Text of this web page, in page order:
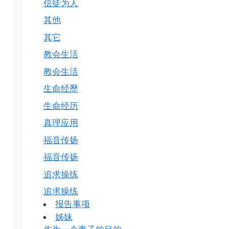
信徒为人
其他
其它
教会生活
教会生活
生命经歷
生命经历
真理应用
福音传扬
福音传扬
追求操练
追求操练
报告事项
姊妹